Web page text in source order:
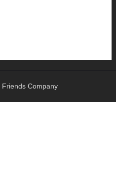
Company